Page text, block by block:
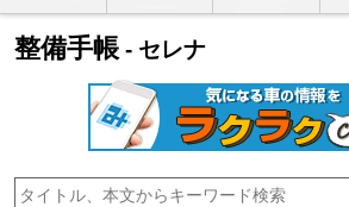
整備手帳 - セレナ